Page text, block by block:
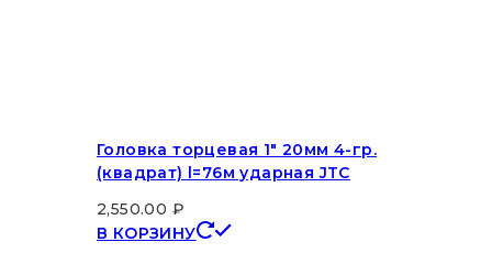
Головка торцевая 1″ 20мм 4-гр.
(квадрат) l=76м ударная JTC
2,550.00 ₽
В КОРЗИНУ